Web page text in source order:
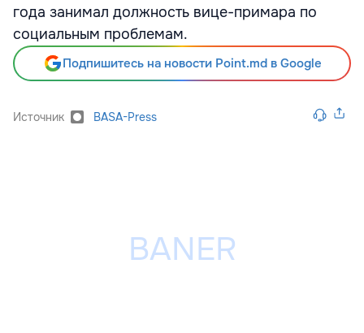
года занимал должность вице-примара по
социальным проблемам.
Подпишитесь на новости Point.md в Google
Источник BASA-Press